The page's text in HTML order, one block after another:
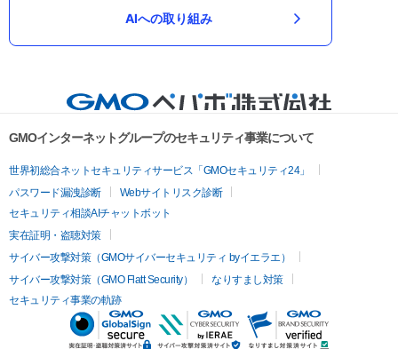
AIへの取り組み
GMOインターネットグループのセキュリティ事業について
世界初総合ネットセキュリティサービス「GMOセキュリティ24」
パスワード漏洩診断
Webサイトリスク診断
セキュリティ相談AIチャットボット
実在証明・盗聴対策
サイバー攻撃対策（GMOサイバーセキュリティ byイエラエ）
サイバー攻撃対策（GMO Flatt Security）
なりすまし対策
セキュリティ事業の軌跡